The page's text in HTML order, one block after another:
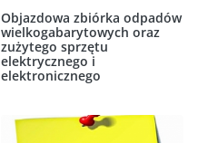
Objazdowa zbiórka odpadów
wielkogabarytowych oraz
zużytego sprzętu
elektrycznego i
elektronicznego